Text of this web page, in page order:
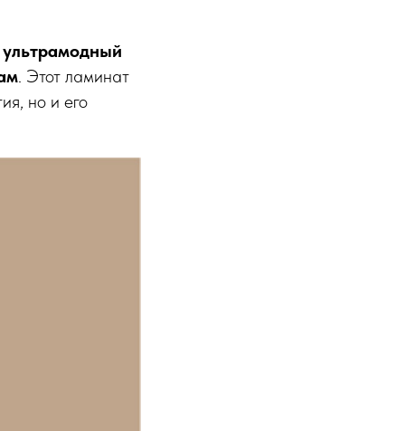
ультрамодный
. Этот ламинат
но и его